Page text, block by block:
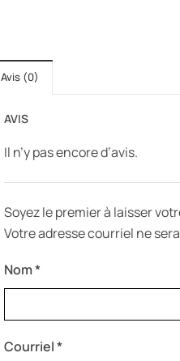
Avis (0)
AVIS
Il n’y pas encore d’avis.
Soyez le premier à laisser
Votre adresse courriel ne
Nom*
Courriel*